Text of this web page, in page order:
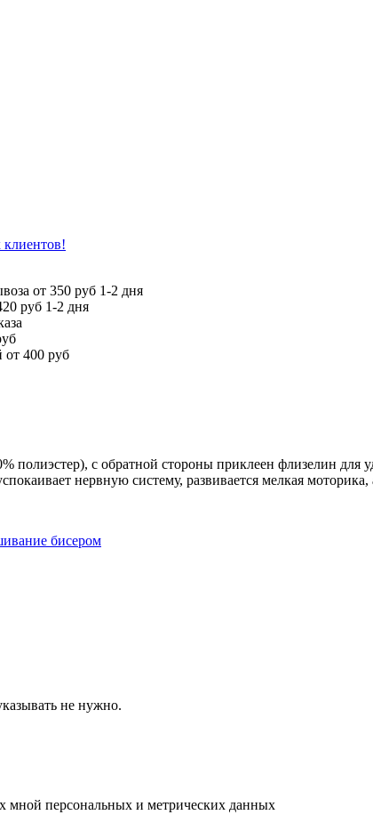
клиентов!
от 350 руб 1-2 дня
руб 1-2 дня
от 400 руб
полиэстер), с обратной стороны приклеен флизелин
нервную систему, развивается мелкая
бисером
не нужно.
мной персональных и метрических данных